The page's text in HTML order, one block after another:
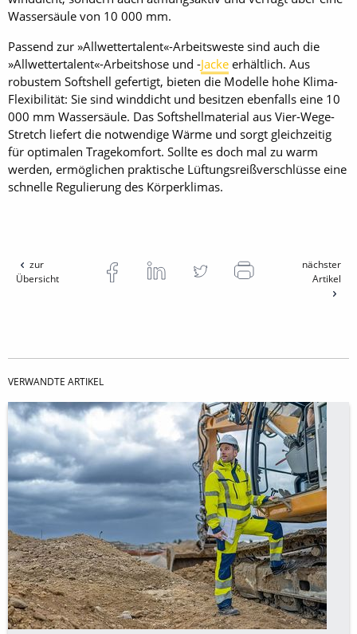
Wassersäule von 10 000 mm.
Passend zur »Allwettertalent«-Arbeitsweste sind auch die
»Allwettertalent«-Arbeitshose und -Jacke erhältlich. Aus
robustem Softshell gefertigt, bieten die Modelle hohe Klima-
Flexibilität: Sie sind winddicht und besitzen ebenfalls eine 10
000 mm Wassersäule. Das Softshellmaterial aus Vier-Wege-
Stretch liefert die notwendige Wärme und sorgt gleichzeitig
für optimalen Tragekomfort. Sollte es doch mal zu warm
werden, ermöglichen praktische Lüftungsreißverschlüsse eine
schnelle Regulierung des Körperklimas.
zur
Übersicht
nächster
Artikel
VERWANDTE ARTIKEL